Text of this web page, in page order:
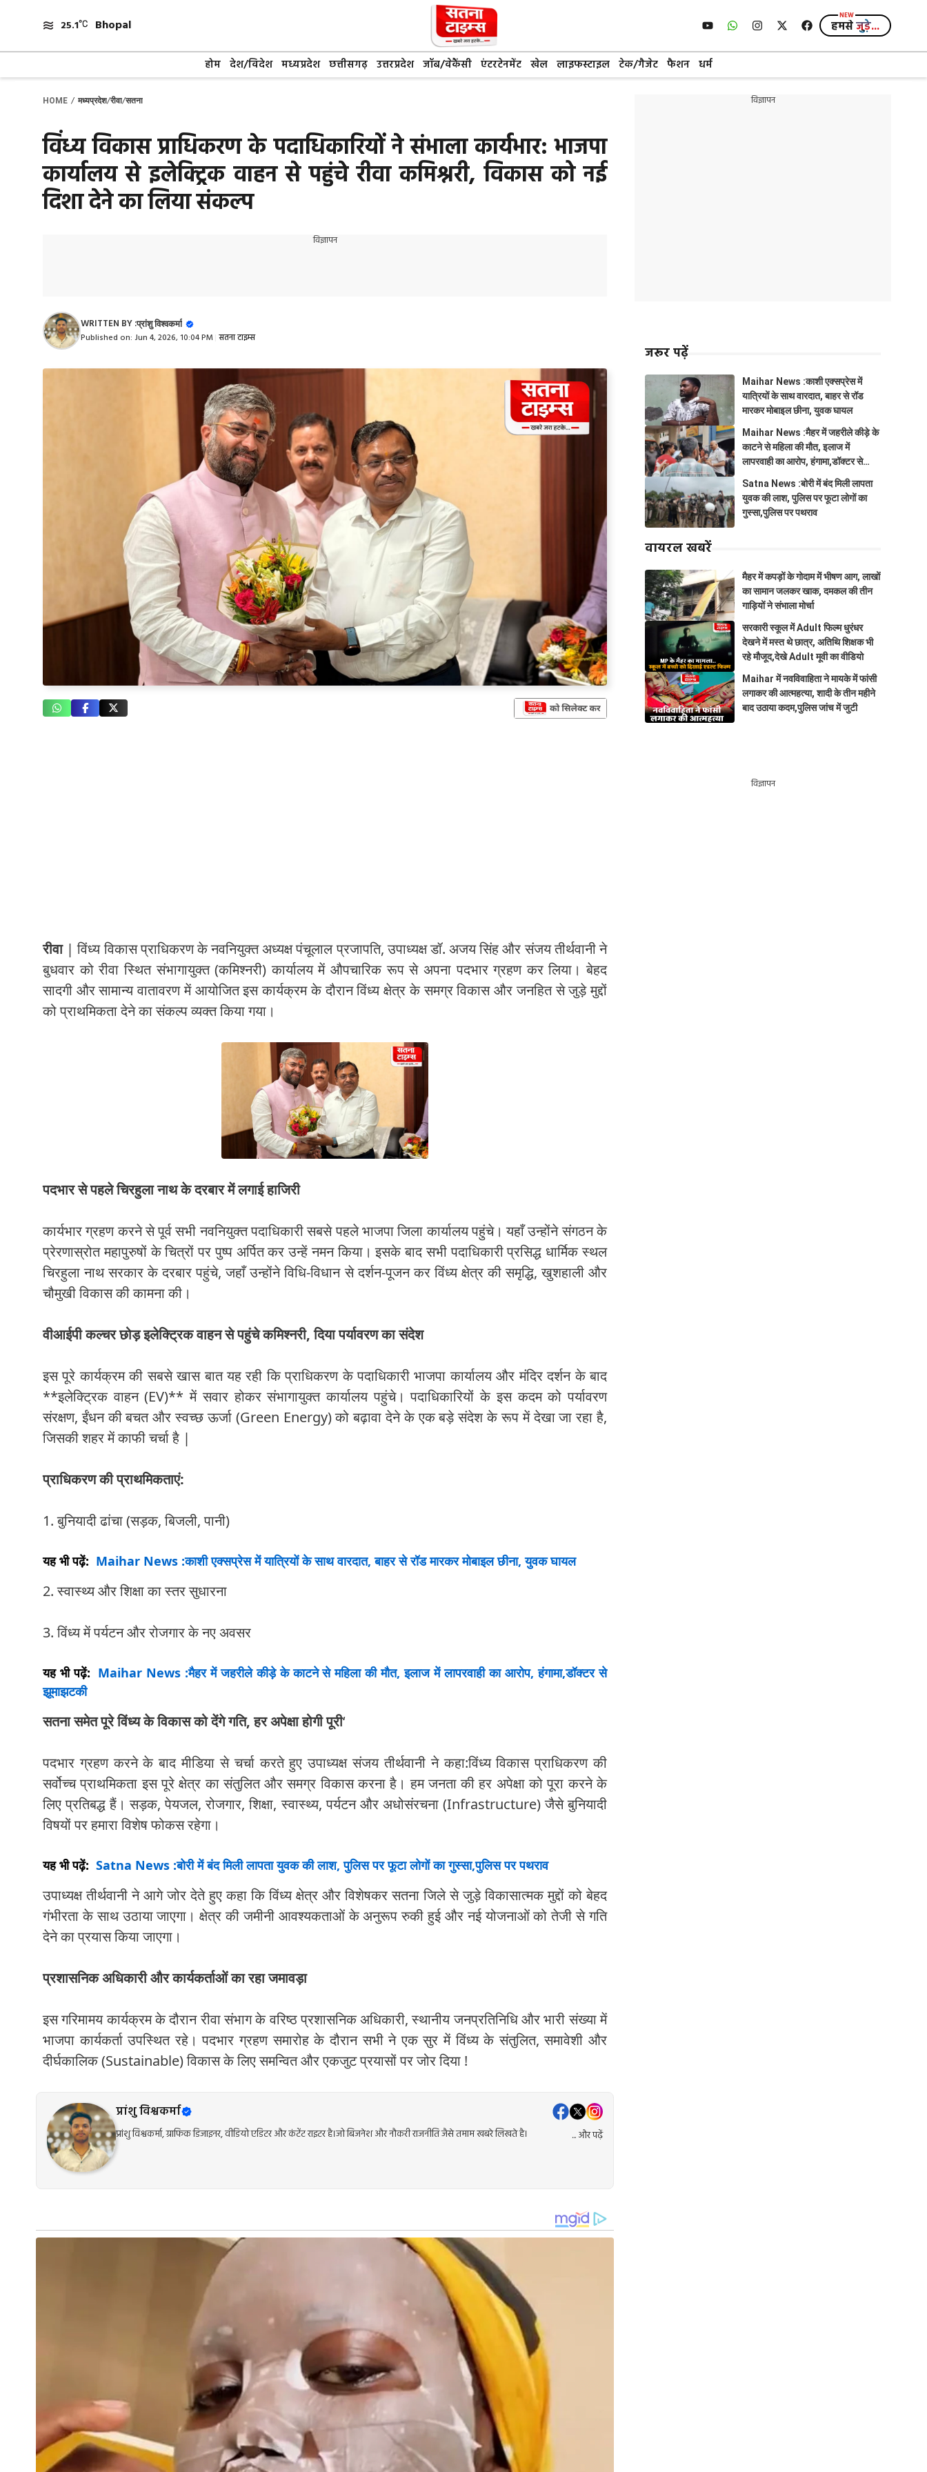
content
25.1 Bhopal हमसेजुड़े...
होम देश/विदेश मध्यप्रदेश छत्तीसगढ़ उत्तरप्रदेश जॉब/वेकैंसी एंटरटेनमेंट खेल लाइफस्टाइल टेक/गैजेट फैशन धर्म
HOME / मध्यप्रदेश/रीवा/सतना
विंध्य विकास प्राधिकरण के पदाधिकारियों ने संभाला कार्यभार: भाजपा
कार्यालय से इलेक्ट्रिक वाहन से पहुंचे रीवा कमिश्नरी, विकास को नई
दिशा देने का लिया संकल्प
विज्ञापन
WRITTEN BY :प्रांशु विश्वकर्मा
Published on: Jun 4, 2026, 10:04 PM सतना टाइम्स
रीवा| विंध्य विकास प्राधिकरण के नवनियुक्त अध्यक्ष पंचूलाल प्रजापति, उपाध्यक्ष डॉ. अजय सिंह और संजय तीर्थवानी ने
बुधवार को रीवा स्थित संभागायुक्त (कमिश्नरी) कार्यालय में औपचारिक रूप से अपना पदभार ग्रहण कर लिया। बेहद
सादगी और सामान्य वातावरण में आयोजित इस कार्यक्रम के दौरान विंध्य क्षेत्र के समग्र विकास और जनहित से जुड़े मुद्दों
को प्राथमिकता देने का संकल्प व्यक्त किया गया।
पदभार से पहले चिरहुला नाथ के दरबार में लगाई हाजिरी
कार्यभार ग्रहण करने से पूर्व सभी नवनियुक्त पदाधिकारी सबसे पहले भाजपा जिला कार्यालय पहुंचे। यहाँ उन्होंने संगठन के
प्रेरणास्रोत महापुरुषों के चित्रों पर पुष्प अर्पित कर उन्हें नमन किया। इसके बाद सभी पदाधिकारी प्रसिद्ध धार्मिक स्थल
चिरहुला नाथ सरकार के दरबार पहुंचे, जहाँ उन्होंने विधि-विधान से दर्शन-पूजन कर विंध्य क्षेत्र की समृद्धि, खुशहाली और
चौमुखी विकास की कामना की।
वीआईपी कल्चर छोड़ इलेक्ट्रिक वाहन से पहुंचे कमिश्नरी, दिया पर्यावरण का संदेश
इस पूरे कार्यक्रम की सबसे खास बात यह रही कि प्राधिकरण के पदाधिकारी भाजपा कार्यालय और मंदिर दर्शन के बाद
**इलेक्ट्रिक वाहन (EV)** में सवार होकर संभागायुक्त कार्यालय पहुंचे। पदाधिकारियों के इस कदम को पर्यावरण
संरक्षण, ईंधन की बचत और स्वच्छ ऊर्जा (Green Energy) को बढ़ावा देने के एक बड़े संदेश के रूप में देखा जा रहा है,
जिसकी शहर में काफी चर्चा है |
प्राधिकरण की प्राथमिकताएं:
1. बुनियादी ढांचा (सड़क, बिजली, पानी)
यह भी पढ़ें: Maihar News :काशी एक्सप्रेस में यात्रियों के साथ वारदात, बाहर से रॉड मारकर मोबाइल छीना, युवक घायल
2. स्वास्थ्य और शिक्षा का स्तर सुधारना
3. विंध्य में पर्यटन और रोजगार के नए अवसर
यह भी पढ़ें: Maihar News :मैहर में जहरीले कीड़े के काटने से महिला की मौत, इलाज में लापरवाही का आरोप, हंगामा,डॉक्टर से
झूमाझटकी
सतना समेत पूरे विंध्य के विकास को देंगे गति, हर अपेक्षा होगी पूरी‘
पदभार ग्रहण करने के बाद मीडिया से चर्चा करते हुए उपाध्यक्ष संजय तीर्थवानी ने कहा:विंध्य विकास प्राधिकरण की
सर्वोच्च प्राथमिकता इस पूरे क्षेत्र का संतुलित और समग्र विकास करना है। हम जनता की हर अपेक्षा को पूरा करने के
लिए प्रतिबद्ध हैं। सड़क, पेयजल, रोजगार, शिक्षा, स्वास्थ्य, पर्यटन और अधोसंरचना (Infrastructure) जैसे बुनियादी
विषयों पर हमारा विशेष फोकस रहेगा।
यह भी पढ़ें: Satna News :बोरी में बंद मिली लापता युवक की लाश, पुलिस पर फूटा लोगों का गुस्सा,पुलिस पर पथराव
उपाध्यक्ष तीर्थवानी ने आगे जोर देते हुए कहा कि विंध्य क्षेत्र और विशेषकर सतना जिले से जुड़े विकासात्मक मुद्दों को बेहद
गंभीरता के साथ उठाया जाएगा। क्षेत्र की जमीनी आवश्यकताओं के अनुरूप रुकी हुई और नई योजनाओं को तेजी से गति
देने का प्रयास किया जाएगा।
प्रशासनिक अधिकारी और कार्यकर्ताओं का रहा जमावड़ा
इस गरिमामय कार्यक्रम के दौरान रीवा संभाग के वरिष्ठ प्रशासनिक अधिकारी, स्थानीय जनप्रतिनिधि और भारी संख्या में
भाजपा कार्यकर्ता उपस्थित रहे। पदभार ग्रहण समारोह के दौरान सभी ने एक सुर में विंध्य के संतुलित, समावेशी और
दीर्घकालिक (Sustainable) विकास के लिए समन्वित और एकजुट प्रयासों पर जोर दिया !
प्रांशु विश्वकर्मा
प्रांशु विश्वकर्मा, ग्राफिक डिजाइनर, वीडियो एडिटर और कंटेंट राइटर है।जो बिजनेश और नौकरी राजनीति जैसे तमाम खबरे लिखते है। ... और पढ़ें
विज्ञापन
जरूर पढ़ें
Maihar News :काशी एक्सप्रेस में
यात्रियों के साथ वारदात, बाहर से रॉड
मारकर मोबाइल छीना, युवक घायल
Maihar News :मैहर में जहरीले कीड़े के
काटने से महिला की मौत, इलाज में
लापरवाही का आरोप, हंगामा,डॉक्टर से
Satna News :बोरी में बंद मिली लापता
युवक की लाश, पुलिस पर फूटा लोगों का
गुस्सा,पुलिस पर पथराव
वायरल खबरें
मैहर में कपड़ों के गोदाम में भीषण आग, लाखों
का सामान जलकर खाक, दमकल की तीन
गाड़ियों ने संभाला मोर्चा
सरकारी स्कूल में Adult फिल्म धुरंधर
देखने में मस्त थे छात्र, अतिथि शिक्षक भी
रहे मौजूद,देखे Adult मूवी का वीडियो
Maihar में नवविवाहिता ने मायके में फांसी
लगाकर की आत्महत्या, शादी के तीन महीने
बाद उठाया कदम,पुलिस जांच में जुटी
विज्ञापन